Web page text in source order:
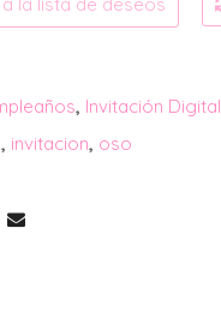
, Invitación Digital
, invitacion, oso